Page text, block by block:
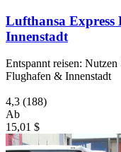
Lufthansa Express
Innenstadt
Entspannt reisen:
Flughafen & Innenstadt
4,3 (188)
Ab
15,01 $